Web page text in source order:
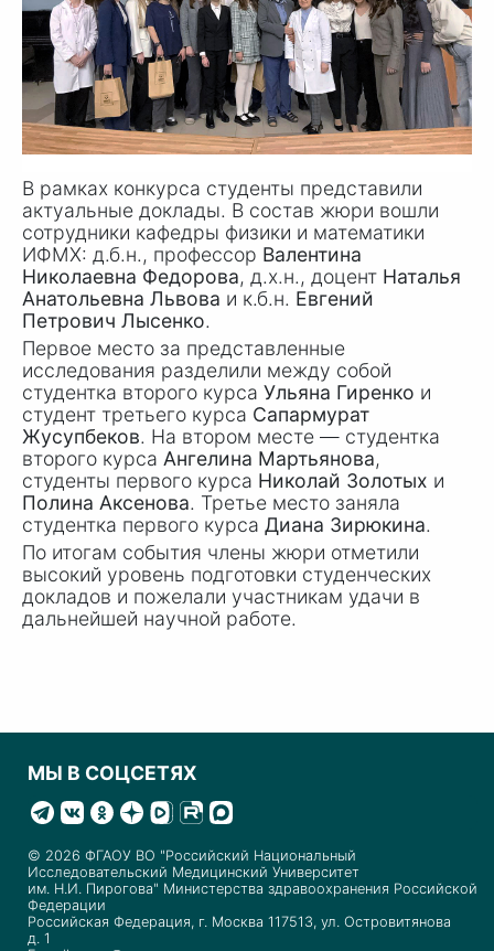
В рамках конкурса студенты представили
актуальные доклады. В состав жюри вошли
сотрудники кафедры физики и математики
ИФМХ: д.б.н., профессор Валентина
Николаевна Федорова, д.х.н., доцент Наталья
Анатольевна Львова и к.б.н. Евгений
Петрович Лысенко.
Первое место за представленные
исследования разделили между собой
студентка второго курса Ульяна Гиренко и
студент третьего курса Сапармурат
Жусупбеков. На втором месте — студентка
второго курса Ангелина Мартьянова,
студенты первого курса Николай Золотых и
Полина Аксенова. Третье место заняла
студентка первого курса Диана Зирюкина.
По итогам события члены жюри отметили
высокий уровень подготовки студенческих
докладов и пожелали участникам удачи в
дальнейшей научной работе.
МЫ В СОЦСЕТЯХ
© 2026 ФГАОУ ВО "Российский Национальный
Исследовательский Медицинский Университет
им. Н.И. Пирогова" Министерства здравоохранения Российской
Федерации
Российская Федерация, г. Москва 117513, ул. Островитянова
д. 1